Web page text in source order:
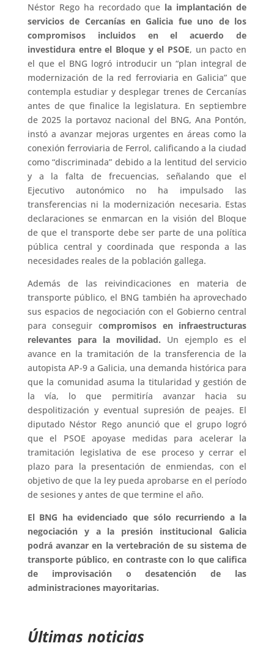
Néstor Rego ha recordado que la implantación de
servicios de Cercanías en Galicia fue uno de los
compromisos incluidos en el acuerdo de
investidura entre el Bloque y el PSOE, un pacto en
el que el BNG logró introducir un “plan integral de
modernización de la red ferroviaria en Galicia” que
contempla estudiar y desplegar trenes de Cercanías
antes de que finalice la legislatura. En septiembre
de 2025 la portavoz nacional del BNG, Ana Pontón,
instó a avanzar mejoras urgentes en áreas como la
conexión ferroviaria de Ferrol, calificando a la ciudad
como “discriminada” debido a la lentitud del servicio
y a la falta de frecuencias, señalando que el
Ejecutivo autonómico no ha impulsado las
transferencias ni la modernización necesaria. Estas
declaraciones se enmarcan en la visión del Bloque
de que el transporte debe ser parte de una política
pública central y coordinada que responda a las
necesidades reales de la población gallega.
Además de las reivindicaciones en materia de
transporte público, el BNG también ha aprovechado
sus espacios de negociación con el Gobierno central
para conseguir compromisos en infraestructuras
relevantes para la movilidad. Un ejemplo es el
avance en la tramitación de la transferencia de la
autopista AP-9 a Galicia, una demanda histórica para
que la comunidad asuma la titularidad y gestión de
la vía, lo que permitiría avanzar hacia su
despolitización y eventual supresión de peajes. El
diputado Néstor Rego anunció que el grupo logró
que el PSOE apoyase medidas para acelerar la
tramitación legislativa de ese proceso y cerrar el
plazo para la presentación de enmiendas, con el
objetivo de que la ley pueda aprobarse en el período
de sesiones y antes de que termine el año.
El BNG ha evidenciado que sólo recurriendo a la
negociación y a la presión institucional Galicia
podrá avanzar en la vertebración de su sistema de
transporte público, en contraste con lo que califica
de improvisación o desatención de las
administraciones mayoritarias.
Últimas noticias